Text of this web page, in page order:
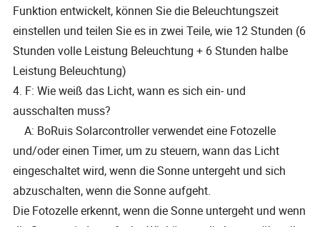
Funktion entwickelt, können Sie die Beleuchtungszeit
einstellen und teilen Sie es in zwei Teile, wie 12 Stunden (6
Stunden volle Leistung Beleuchtung + 6 Stunden halbe
Leistung Beleuchtung)
4. F: Wie weiß das Licht, wann es sich ein- und
ausschalten muss?
A: BoRuis Solarcontroller verwendet eine Fotozelle
und/oder einen Timer, um zu steuern, wann das Licht
eingeschaltet wird, wenn die Sonne untergeht und sich
abzuschalten, wenn die Sonne aufgeht.
Die Fotozelle erkennt, wenn die Sonne untergeht und wenn